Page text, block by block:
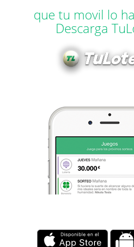
que tu movil lo
Descarga